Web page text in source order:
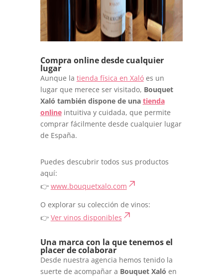
Compra online desde cualquier
lugar
Aunque la tienda física en Xalóes un
lugar que merece ser visitado, Bouquet
Xaló también dispone de una tienda
onlineintuitiva y cuidada, que permite
comprar fácilmente desde cualquier lugar
de España.
Puedes descubrir todos sus productos
aquí:
👉 www.bouquetxalo.com
O explorar su colección de vinos:
👉 Ver vinos disponibles
Una marca con la que tenemos el
placer de colaborar
Desde nuestra agencia hemos tenido la
suerte de acompañar a Bouquet Xaló en